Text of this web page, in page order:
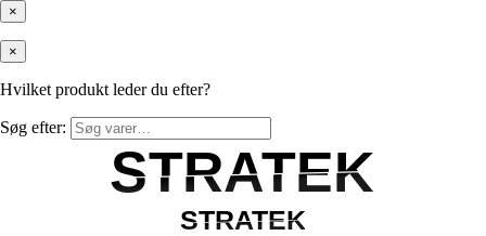
×
×
Hvilket produkt leder du efter?
Søg efter:
STRATEK
STRATEK
STRATEK
STRATEK